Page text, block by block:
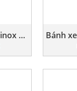
Bánh xe PU nhựa 6x2 càng inox 304 xoay